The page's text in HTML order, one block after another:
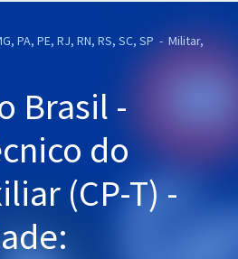
PA, PE, RJ, RN, RS, SC, SP - Militar,
Brasil -
do
(CP-T) -